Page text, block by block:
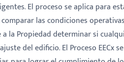
El proceso se aplica para
las condiciones
la Propiedad determinar si
del edificio. El Proceso EECx